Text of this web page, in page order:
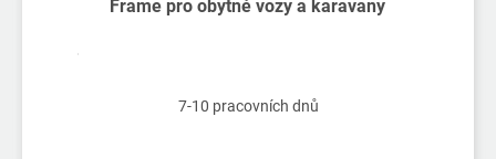
Frame pro obytné vozy a karavany
7-10 pracovních dnů